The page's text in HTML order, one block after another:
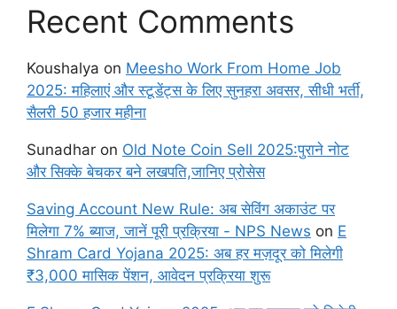
Recent Comments
Koushalya on Meesho Work From Home Job
2025: महिलाएं और स्टूडेंट्स के लिए सुनहरा अवसर, सीधी भर्ती,
सैलरी 50 हजार महीना
Sunadhar on Old Note Coin Sell 2025:पुराने नोट
और सिक्के बेचकर बने लखपति,जानिए प्रोसेस
Saving Account New Rule: अब सेविंग अकाउंट पर
मिलेगा 7% ब्याज, जानें पूरी प्रक्रिया - NPS News on E
Shram Card Yojana 2025: अब हर मज़दूर को मिलेगी
₹3,000 मासिक पेंशन, आवेदन प्रक्रिया शुरू